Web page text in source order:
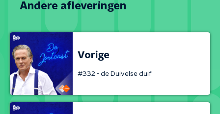
Andere afleveringen
Vorige
#332 - de Duivelse duif